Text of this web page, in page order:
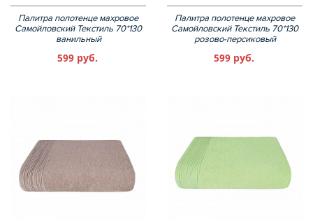
Палитра полотенце махровое
Самойловский Текстиль 70*130
ванильный
599 руб.
Палитра полотенце махровое
Самойловский Текстиль 70*130
розово-персиковый
599 руб.